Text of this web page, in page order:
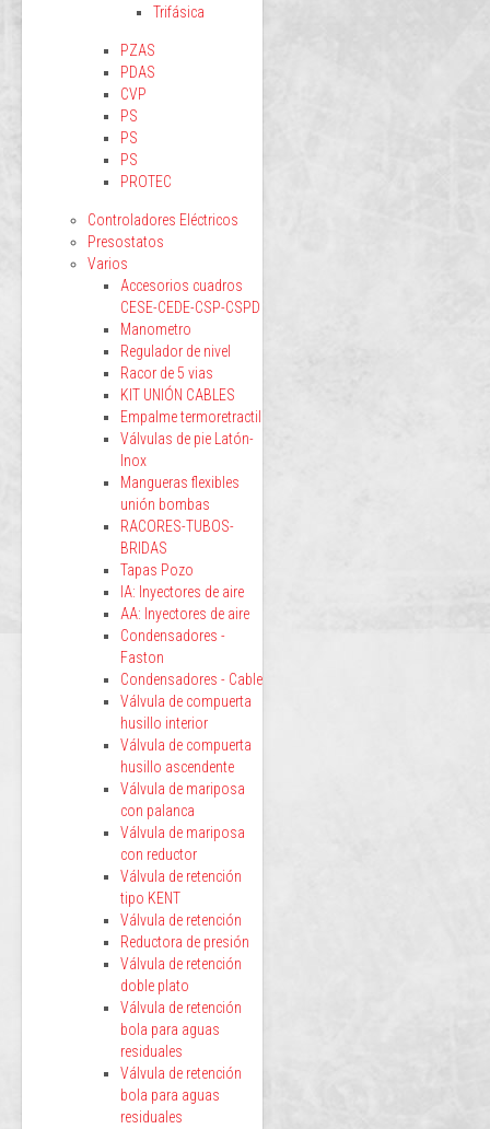
Trifásica
PZAS
PDAS
CVP
PS
PS
PS
PROTEC
Controladores Eléctricos
Presostatos
Varios
Accesorios cuadros
CESE-CEDE-CSP-CSPD
Manometro
Regulador de nivel
Racor de 5 vias
KIT UNIÓN CABLES
Empalme termoretractil
Válvulas de pie Latón-
Inox
Mangueras flexibles
unión bombas
RACORES-TUBOS-
BRIDAS
Tapas Pozo
IA: Inyectores de aire
AA: Inyectores de aire
Condensadores -
Faston
Condensadores - Cable
Válvula de compuerta
husillo interior
Válvula de compuerta
husillo ascendente
Válvula de mariposa
con palanca
Válvula de mariposa
con reductor
Válvula de retención
tipo KENT
Válvula de retención
Reductora de presión
Válvula de retención
doble plato
Válvula de retención
bola para aguas
residuales
Válvula de retención
bola para aguas
residuales